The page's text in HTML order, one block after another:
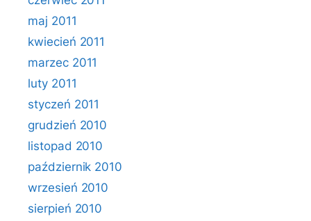
maj 2011
kwiecień 2011
marzec 2011
luty 2011
styczeń 2011
grudzień 2010
listopad 2010
październik 2010
wrzesień 2010
sierpień 2010